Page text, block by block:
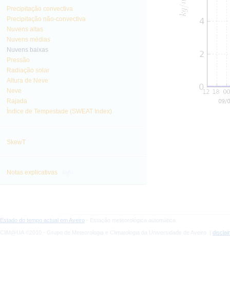
Precipitação convectiva
Precipitação não-convectiva
Nuvens altas
Nuvens médias
Nuvens baixas
Pressão
Radiação solar
Altura de Neve
Neve
Rajada
Índice de Tempestade (SWEAT Index)
SkewT
Notas explicativas
Estado do tempo actual em Aveiro - Estação meteorológica automática
CliM@UA ©2010 - Grupo de Meteorologia e Climatologia da Universidade de Aveiro |